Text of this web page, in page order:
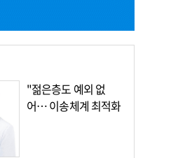
"젊은층도 예외 없
어… 이송체계 최적화